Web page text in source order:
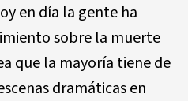
en día la gente ha
sobre la muerte
que la mayoría tiene de
dramáticas en